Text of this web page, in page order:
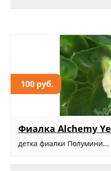
100 руб.
Фиалка Alchemy
детка фиалки Полумини...